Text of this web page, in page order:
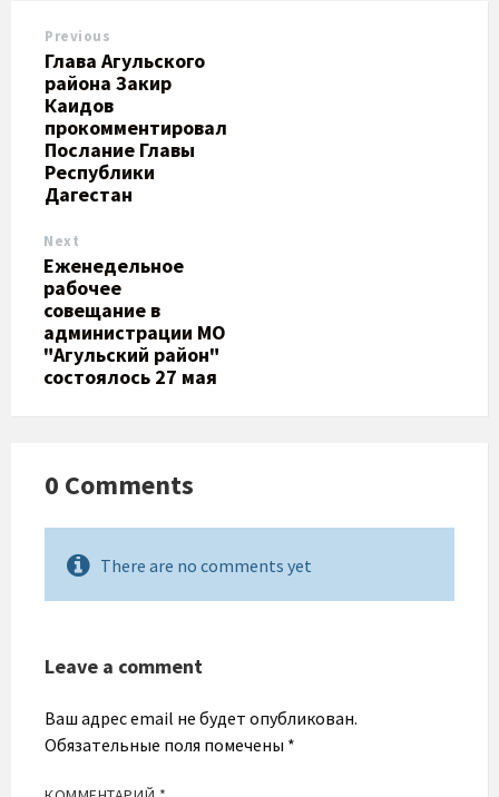
Previous
​Глава Агульского
района Закир
Каидов
прокомментировал
Послание Главы
Республики
Дагестан
Next
Еженедельное
рабочее
совещание в
администрации МО
"Агульский район"
состоялось 27 мая
0 Comments
There are no comments yet
Leave a comment
Ваш адрес email не будет опубликован.
Обязательные поля помечены *